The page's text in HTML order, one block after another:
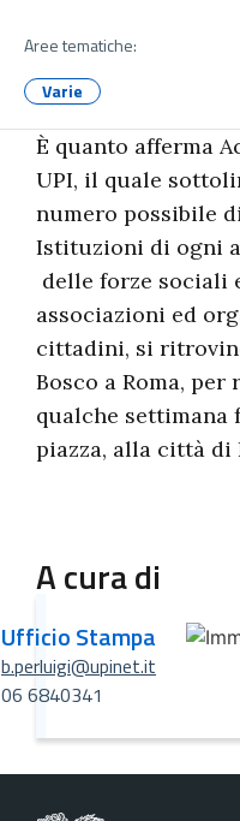
Aree tematiche:
Varie
È quanto afferma
UPI, il quale
numero possibile
Istituzioni di ogni
delle forze sociali
associazioni ed
cittadini, si
Bosco a Roma,
qualche settimana
piazza, alla città di
A cura di
Ufficio Stampa
b.perluigi@upinet.it
06 6840341